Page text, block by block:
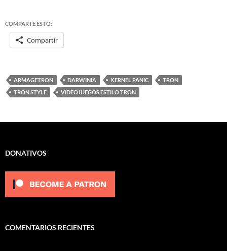
COMPARTE ESTO:
Compartir
ARMAGETRON DARWINIA KERNEL PANIC
TRON
TRON STYLE
VIDEOJUEGOS ESTILO TRON
DONATIVOS
COMENTARIOS RECIENTES